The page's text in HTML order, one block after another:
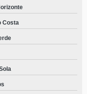
Costa